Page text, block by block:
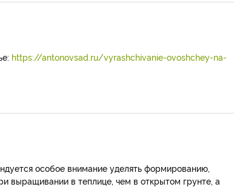
https://antonovsad.ru/vyrashchivanie-ovoshchey-na-
особое внимание уделять формированию,
выращивании в теплице, чем в открытом грунте, а